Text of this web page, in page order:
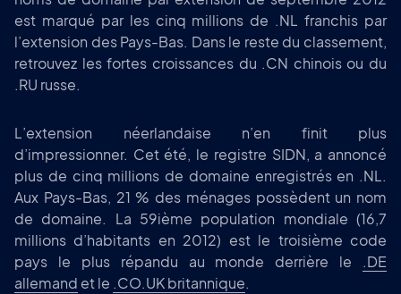
est marqué par les cinq millions de .NL franchis par
l’extension des Pays-Bas. Dans le reste du classement,
retrouvez les fortes croissances du .CN chinois ou du
.RU russe.
L’extension néerlandaise n’en finit plus
d’impressionner. Cet été, le registre SIDN, a annoncé
plus de cinq millions de domaine enregistrés en .NL.
Aux Pays-Bas, 21 % des ménages possèdent un nom
de domaine. La 59ième population mondiale (16,7
millions d’habitants en 2012) est le troisième code
pays le plus répandu au monde derrière le .DE
allemand et le .CO.UK britannique.